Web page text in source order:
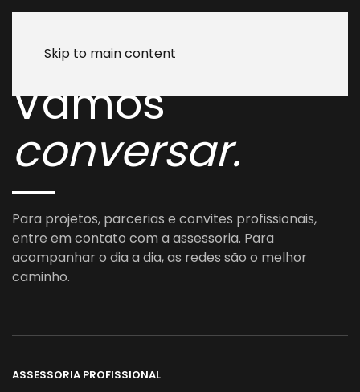
Skip to main content
Vamos
conversar.
Para projetos, parcerias e convites profissionais,
entre em contato com a assessoria. Para
acompanhar o dia a dia, as redes são o melhor
caminho.
ASSESSORIA PROFISSIONAL